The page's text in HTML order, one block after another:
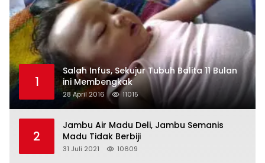
1
Salah Infus, Sekujur Tubuh Balita 11 Bulan
ini Membengkak
28 April 2016 11015
2
Jambu Air Madu Deli, Jambu Semanis
Madu Tidak Berbiji
31 Juli 2021 10609